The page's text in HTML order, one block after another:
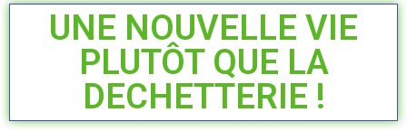
UNE NOUVELLE VIE
PLUTÔT QUE LA
DECHETTERIE !